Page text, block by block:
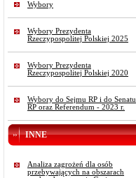
Wybory
Wybory Prezydenta
Rzeczypospolitej Polskiej 2025
Wybory Prezydenta
Rzeczypospolitej Polskiej 2020
Wybory do Sejmu RP i do Senatu
RP oraz Referendum - 2023 r.
INNE
Analiza zagrożeń dla osób
przebywających na obszarach